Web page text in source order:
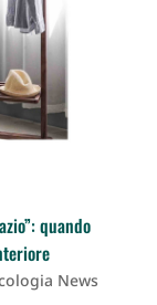
quando
News